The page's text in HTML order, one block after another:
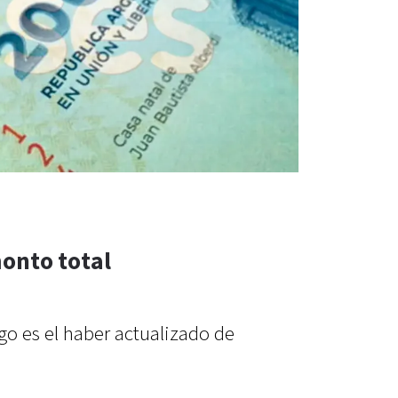
total
es el haber actualizado de